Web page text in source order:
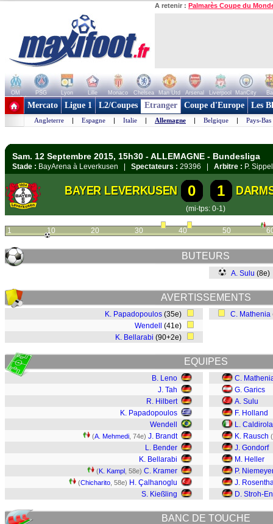
A retenir : Palmarès Coupe du
OM PSG Lyon Lille Monaco Chelsea Man Utd Arsenal Liverpool ManCity
+ de clubs
Mercato Ligue 1 L2/Coupes Etranger Coupe d'Europe Les
Angleterre | Espagne | Italie | Allemagne | Belgique | Pays-Bas
Sam. 12 Septembre 2015, 15h30 - ALLEMAGNE - Bundesliga
Stade : BayArena à Leverkusen | Spectateurs : 29396 | Arbitre : P. Sippel
BAYER LEVERKUSEN 0 1
(mi-tps: 0-1)
1 10 20 30 40 50
BUTEURS
A. Sulu (8e)
AVERTISSEMENTS
K. Papadopoulos (35e)
Wendell
(41e)
K. Bellarabi (90+2e)
C. Mathenia
EQUIPES
B. Leno
J. Tah
R. Hilbert
K. Papadopoulos
Wendell
(A. Mehmedi , 74e) J. Brandt
L. Bender
K. Bellarabi
(K. Kampl , 58e) C. Kramer
(Chicharito , 58e) H. Çalhanoglu
S. Kießling
C.
G. Garics
A. Sulu
F. Holland
L. Caldirola
K. Rausch (
J. Gondorf
M. Heller
P.
J.
D. Stroh-
BANC DE TOUCHE